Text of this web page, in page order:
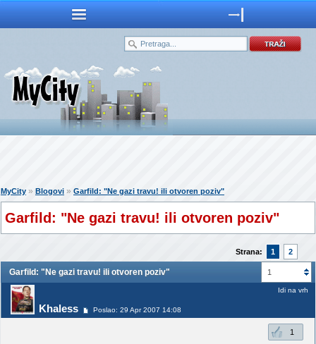
MyCity » Blogovi » Garfild: "Ne gazi travu! ili otvoren poziv"
Garfild: "Ne gazi travu! ili otvoren poziv"
Strana: 1 2
1
Garfild: "Ne gazi travu! ili otvoren poziv"
Khaless Poslao: 29 Apr 2007 14:08
Idi na vrh
1